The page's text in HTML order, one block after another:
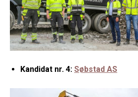
Kandidat nr. 4: Søbstad AS